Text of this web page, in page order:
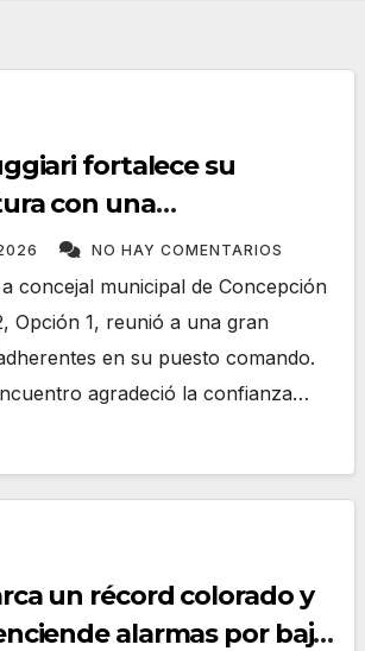
fortalece su
con una
noche de amistad
NO HAY COMENTARIOS
concejal municipal de Concepción
Opción 1, reunió a una gran
en su puesto comando.
agradeció la confianza…
un récord colorado y
alarmas por baja